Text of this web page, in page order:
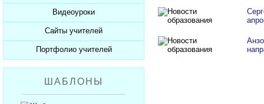
350 лет Петру I
Добавить статью
Новости образования
Видеоуроки
Видеоуроки ЕГЭ и ОГЭ
Сайты учителей
Каталог сайтов
Добавить сайт
Портфолио учителей
Каталог портфолио
Добавить портфолио
ШАБЛОНЫ